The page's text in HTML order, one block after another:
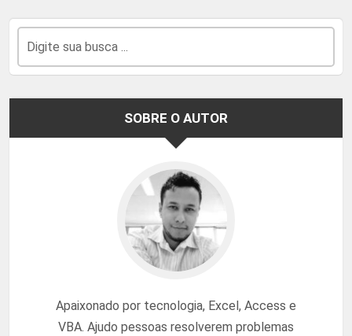
SOBRE O AUTOR
Apaixonado por tecnologia, Excel, Access e
VBA. Ajudo pessoas resolverem problemas